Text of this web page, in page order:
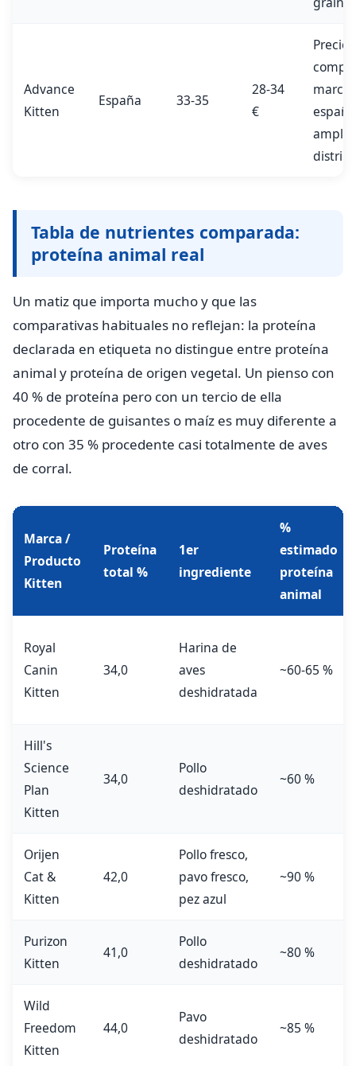
Advance
Kitten
España 33-35
28-34
€
Precio
marca
amplia
Tabla de nutrientes comparada:
proteína animal real
Un matiz que importa mucho y que las
comparativas habituales no reflejan: la proteína
declarada en etiqueta no distingue entre proteína
animal y proteína de origen vegetal. Un pienso con
40 % de proteína pero con un tercio de ella
procedente de guisantes o maíz es muy diferente a
otro con 35 % procedente casi totalmente de aves
de corral.
Marca /
Producto
Kitten
Proteína
total %
1er
ingrediente
%
estimado
proteína
animal
Royal
Canin
Kitten
34,0
Harina de
aves
deshidratada
~60-65 %
Hill's
Science
Plan
Kitten
34,0
Pollo
deshidratado
~60 %
Orijen
Cat &
Kitten
42,0
Pollo fresco,
pavo fresco,
pez azul
~90 %
Purizon
Kitten
41,0
Pollo
deshidratado
~80 %
Wild
Freedom
Kitten
44,0
Pavo
deshidratado
~85 %